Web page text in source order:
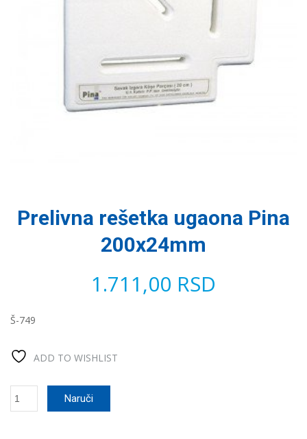
Prelivna rešetka ugaona Pina
200x24mm
1.711,00 RSD
Š-749
ADD TO WISHLIST
Prelivna
Naruči